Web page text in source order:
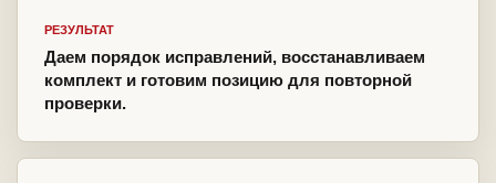
РЕЗУЛЬТАТ
Даем порядок исправлений, восстанавливаем
комплект и готовим позицию для повторной
проверки.